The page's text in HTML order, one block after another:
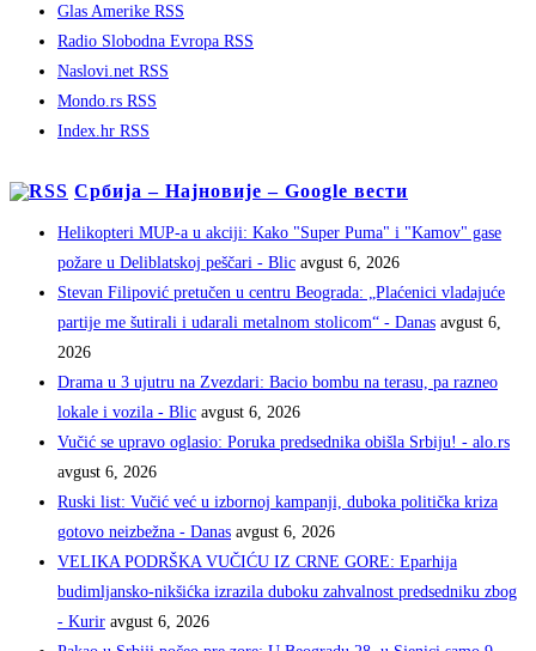
Glas Amerike RSS
Radio Slobodna Evropa RSS
Naslovi.net RSS
Mondo.rs RSS
Index.hr RSS
Србија – Најновије – Google вести
Helikopteri MUP-a u akciji: Kako "Super Puma" i "Kamov" gase
požare u Deliblatskoj peščari - Blic avgust 6, 2026
Stevan Filipović pretučen u centru Beograda: „Plaćenici vladajuće
partije me šutirali i udarali metalnom stolicom“ - Danas avgust 6,
2026
Drama u 3 ujutru na Zvezdari: Bacio bombu na terasu, pa razneo
lokale i vozila - Blic avgust 6, 2026
Vučić se upravo oglasio: Poruka predsednika obišla Srbiju! - alo.rs
avgust 6, 2026
Ruski list: Vučić već u izbornoj kampanji, duboka politička kriza
gotovo neizbežna - Danas avgust 6, 2026
VELIKA PODRŠKA VUČIĆU IZ CRNE GORE: Eparhija
budimljansko-nikšićka izrazila duboku zahvalnost predsedniku zbog
- Kurir avgust 6, 2026